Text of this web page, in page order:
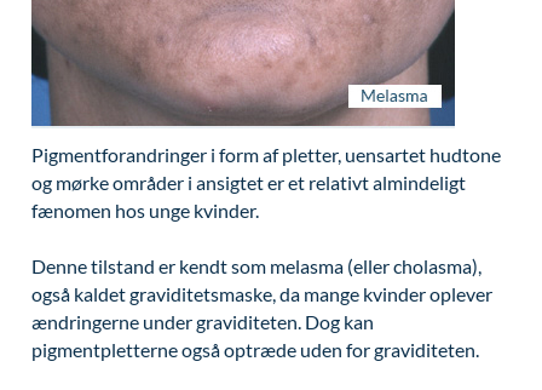
Ar og strækmærker
Uønsket hårvækst
Hårtab
Aldersprægede håndrygge
Kropsforyngelse og opstramning
Mandlig genitalområde - forskønnelse
Kosmetisk Plastikkirurgi
Modelopskrivning
Plasmaprodukter i æstetisk, kosmetisk og anti-
aging medicin
Prisliste
Skriv dig op
Udskrivelse
Kontakt os & Find vej
Kvalitet og patienttilfredshed
Nyttige links
Parkering og opladning på AROS Privathospital
Persondatapolitik på AROS
Samarbejde mellem specialer
Sengestuer
Vores mål
Pigmentforandringer i form af pletter, uensartet hudtone
og mørke områder i ansigtet er et relativt almindeligt
fænomen hos unge kvinder.
Denne tilstand er kendt som melasma (eller cholasma),
også kaldet graviditetsmaske, da mange kvinder oplever
ændringerne under graviditeten. Dog kan
pigmentpletterne også optræde uden for graviditeten.